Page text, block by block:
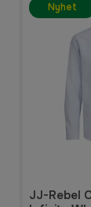
JJ-Rebel
Nyhet